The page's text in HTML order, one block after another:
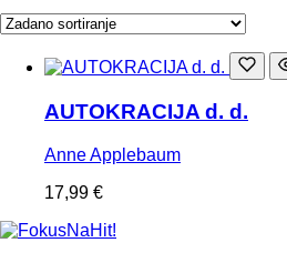
AUTOKRACIJA d. d.
Anne Applebaum
17,99 €